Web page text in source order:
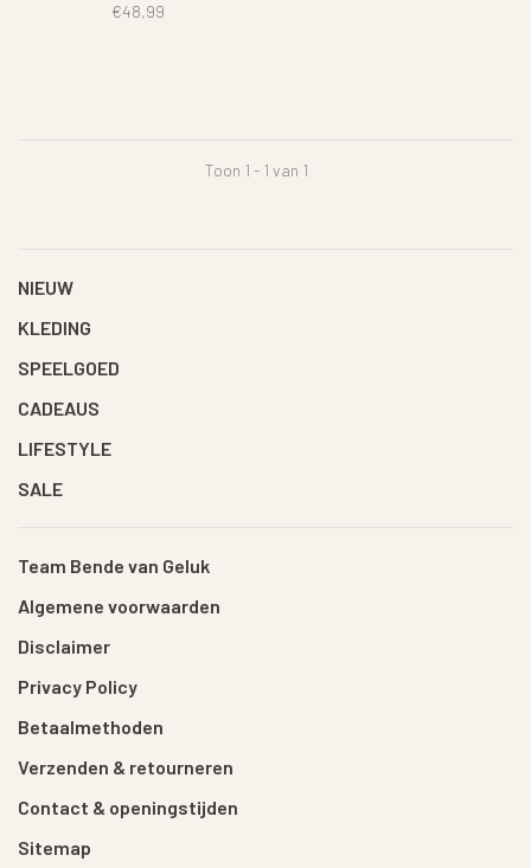
€48,99
Toon 1 - 1 van 1
NIEUW
KLEDING
SPEELGOED
CADEAUS
LIFESTYLE
SALE
Team Bende van Geluk
Algemene voorwaarden
Disclaimer
Privacy Policy
Betaalmethoden
Verzenden & retourneren
Contact & openingstijden
Sitemap